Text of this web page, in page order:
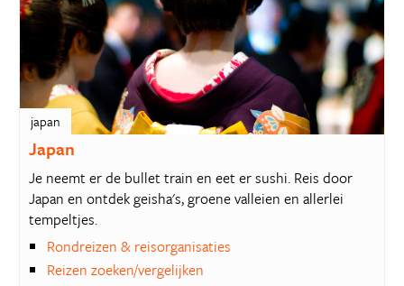
japan
Japan
Je neemt er de bullet train en eet er sushi. Reis door
Japan en ontdek geisha's, groene valleien en allerlei
tempeltjes.
Rondreizen & reisorganisaties
Reizen zoeken/vergelijken